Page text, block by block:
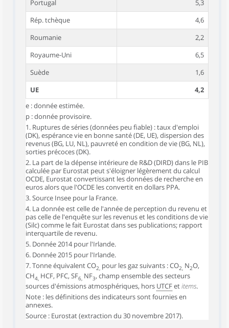
Portugal
5,3
Rép. tchèque
4,6
Roumanie
2,2
Royaume-Uni
6,5
Suède
1,6
UE
4,2
e : donnée estimée.
p : donnée provisoire.
1. Ruptures de séries (données peu fiable) : taux d'emploi
(DK), espérance vie en bonne santé (DE, UE), dispersion des
revenus (BG, LU, NL), pauvreté en condition de vie (BG, NL),
sorties précoces (DK).
2. La part de la dépense intérieure de R&D (DIRD) dans le PIB
calculée par Eurostat peut s'éloigner légèrement du calcul
OCDE, Eurostat convertissant les données de recherche en
euros alors que l'OCDE les convertit en dollars PPA.
3. Source Insee pour la France.
4. La donnée est celle de l'année de perception du revenu et
pas celle de l'enquête sur les revenus et les conditions de vie
(Silc) comme le fait Eurostat dans ses publications; rapport
interquartile de revenu.
5. Donnée 2014 pour l'Irlande.
6. Donnée 2015 pour l'Irlande.
7. Tonne équivalent CO2, pour les gaz suivants : CO2, N2O,
CH4, HCF, PFC, SF6, NF3, champ ensemble des secteurs
sources d'émissions atmosphériques, hors UTCFetitems.
Note : les définitions des indicateurs sont fournies en
annexes.
Source : Eurostat (extraction du 30 novembre 2017).